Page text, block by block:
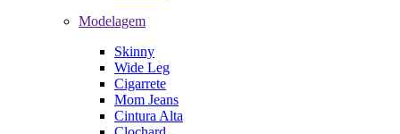
Modelagem
Skinny
Wide Leg
Cigarrete
Mom Jeans
Cintura Alta